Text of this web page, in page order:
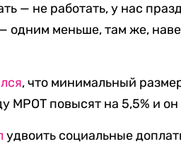
— не работать, у нас
одним меньше, там же,
, что минимальный
МРОТ повысят на 5,5% и он
удвоить социальные